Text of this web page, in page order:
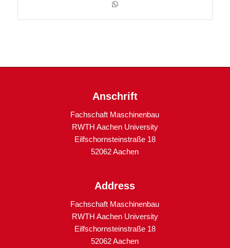
Anschrift
Fachschaft Maschinenbau
RWTH Aachen University
Eilfschornsteinstraße 18
52062 Aachen
Address
Fachschaft Maschinenbau
RWTH Aachen University
Eilfschornsteinstraße 18
52062 Aachen